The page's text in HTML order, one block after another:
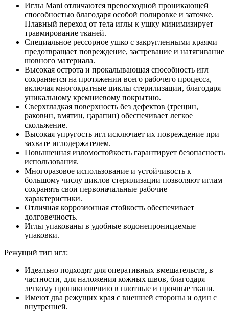
Иглы Mani отличаются превосходной проникающей
способностью благодаря особой полировке и заточке.
Плавный переход от тела иглы к ушку минимизирует
травмирование тканей.
Специальное рессорное ушко с закругленными краями
предотвращает повреждение, застревание и натягивание
шовного материала.
Высокая острота и прокалывающая способность игл
сохраняется на протяжении всего рабочего процесса,
включая многократные циклы стерилизации, благодаря
уникальному кремниевому покрытию.
Сверхгладкая поверхность без дефектов (трещин,
раковин, вмятин, царапин) обеспечивает легкое
скольжение.
Высокая упругость игл исключает их повреждение при
захвате иглодержателем.
Повышенная изломостойкость гарантирует безопасность
использования.
Многоразовое использование и устойчивость к
большому числу циклов стерилизации позволяют иглам
сохранять свои первоначальные рабочие
характеристики.
Отличная коррозионная стойкость обеспечивает
долговечность.
Иглы упакованы в удобные водонепроницаемые
упаковки.
Режущий тип игл:
Идеально подходят для оперативных вмешательств, в
частности, для наложения кожных швов, благодаря
легкому проникновению в плотные и прочные ткани.
Имеют два режущих края с внешней стороны и один с
внутренней.